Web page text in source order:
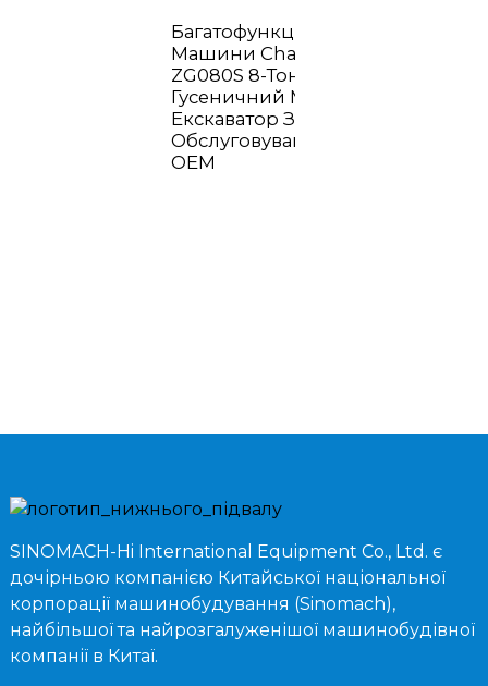
Багатофункціональні
Машини Changlin
ZG080S 8-Тонний
Гусеничний Міні-
Екскаватор З
Обслуговуванням
OEM
SINOMACH-Hi International Equipment Co., Ltd. є
дочірньою компанією Китайської національної
корпорації машинобудування (Sinomach),
найбільшої та найрозгалуженішої машинобудівної
компанії в Китаї.